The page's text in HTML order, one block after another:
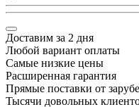
Доставим за 2 дня
Любой вариант оплаты
Самые низкие цены
Расширенная гарантия
Прямые поставки от
Тысячи довольных